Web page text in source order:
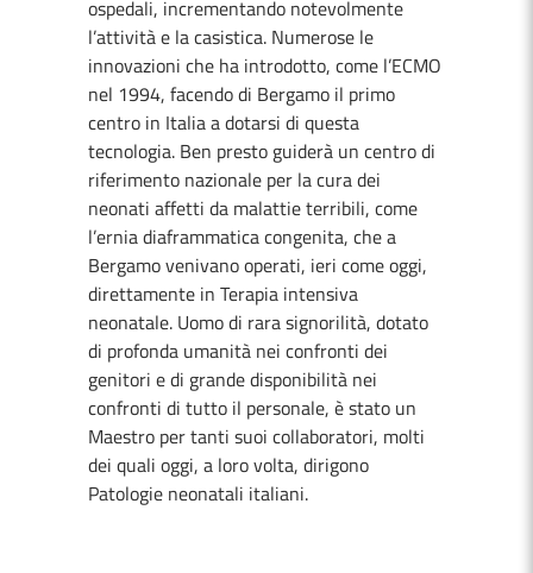
ospedali, incrementando notevolmente
l’attività e la casistica. Numerose le
innovazioni che ha introdotto, come l’ECMO
nel 1994, facendo di Bergamo il primo
centro in Italia a dotarsi di questa
tecnologia. Ben presto guiderà un centro di
riferimento nazionale per la cura dei
neonati affetti da malattie terribili, come
l’ernia diaframmatica congenita, che a
Bergamo venivano operati, ieri come oggi,
direttamente in Terapia intensiva
neonatale. Uomo di rara signorilità, dotato
di profonda umanità nei confronti dei
genitori e di grande disponibilità nei
confronti di tutto il personale, è stato un
Maestro per tanti suoi collaboratori, molti
dei quali oggi, a loro volta, dirigono
Patologie neonatali italiani.